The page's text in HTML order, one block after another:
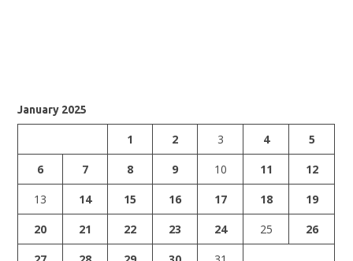
January 2025
1 2 3 4
5
6
7 8 9 10 11
12
13
14 15 16 17 18
19
20
21 22 23 24 25
26